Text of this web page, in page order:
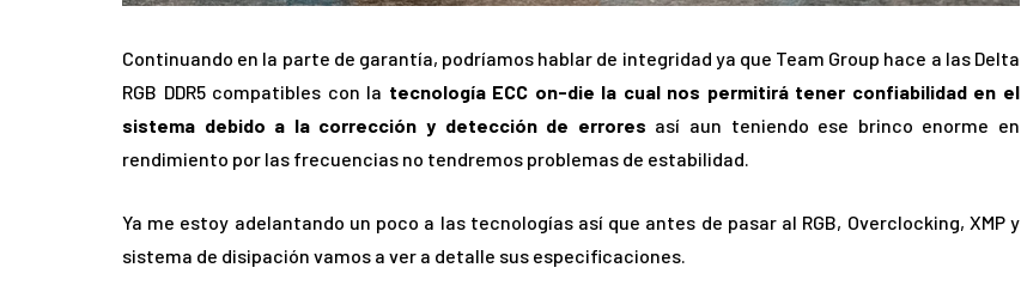
Continuando en la parte de garantía, podríamos hablar de integridad ya que Team Group hace a las Delta
RGB DDR5 compatibles con la tecnología ECC on-die la cual nos permitirá tener confiabilidad en el
sistema debido a la corrección y detección de errores así aun teniendo ese brinco enorme en
rendimiento por las frecuencias no tendremos problemas de estabilidad.
Ya me estoy adelantando un poco a las tecnologías así que antes de pasar al RGB, Overclocking, XMP y
sistema de disipación vamos a ver a detalle sus especificaciones.